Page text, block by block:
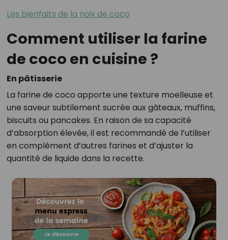
Les bienfaits de la noix de coco
Comment utiliser la farine
de coco en cuisine ?
En pâtisserie
La farine de coco apporte une texture moelleuse et
une saveur subtilement sucrée aux gâteaux, muffins,
biscuits ou pancakes. En raison de sa capacité
d’absorption élevée, il est recommandé de l’utiliser
en complément d’autres farines et d’ajuster la
quantité de liquide dans la recette.